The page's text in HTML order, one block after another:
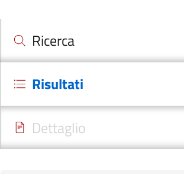
Cerca il documento e consulta il dettaglio
Ricerca
Risultati
Dettaglio